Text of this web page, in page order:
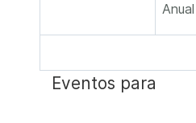
Anual
Eventos para